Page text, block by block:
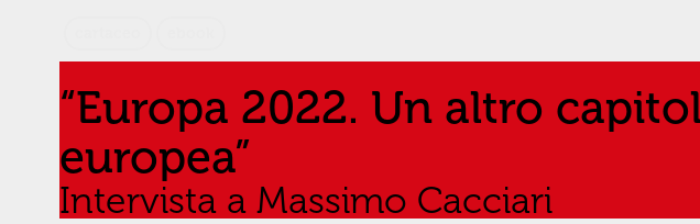
“Europa 2022. Un altro
europea”
Intervista a Massimo Cacciari